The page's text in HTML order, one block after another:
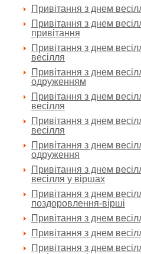
Привітання з днем
Привітання з днем
привітання
Привітання з днем
весілля
Привітання з днем
одруженням
Привітання з днем
весілля
Привітання з днем
весілля
Привітання з днем
одруження
Привітання з днем
весілля у віршах
Привітання з днем
поздоровлення-вірші
Привітання з днем
Привітання з днем
Привітання з днем